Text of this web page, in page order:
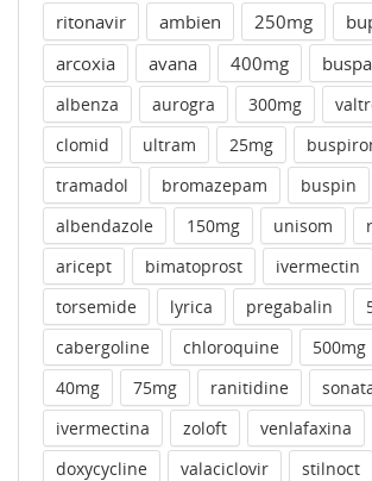
ritonavir
ambien 250mg
arcoxia
avana 400mg
albenza
aurogra 300mg
clomid
ultram 25mg
tramadol
bromazepam
buspin
albendazole
150mg unisom
aricept
bimatoprost ivermectin
torsemide
lyrica pregabalin
cabergoline
chloroquine 500mg
40mg
75mg ranitidine
ivermectina
zoloft
venlafaxina
doxycycline
valaciclovir stilnoct